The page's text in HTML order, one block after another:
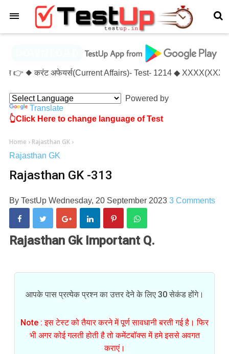
◆ करंट अफेयर्स(Current Affairs)- Test- 1214 ◆ XXXX(XXXXX)-
Powered by
Translate
👆Click Here to change language of Test
Home › Rajasthan GK ›
Rajasthan GK
Rajasthan GK -313
By TestUp Wednesday, 20 September 2023 3 Comments
Rajasthan Gk Important Q.
आपके पास प्रत्येक प्रश्न का उत्तर देने के लिए 30 सेकंड होंगे।
Note : इस टेस्ट को तैयार करने में पूर्ण सावधानी बरती गई है। फिर
भी अगर कोई गलती होती है तो कमेंटबॉक्स में हमे इससे अवगत
कराएं।